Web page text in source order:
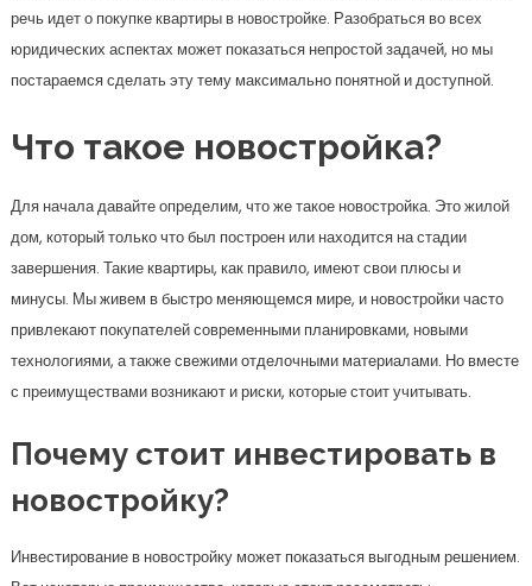
речь идет о покупке квартиры в новостройке. Разобраться во всех
юридических аспектах может показаться непростой задачей, но мы
постараемся сделать эту тему максимально понятной и доступной.
Что такое новостройка?
Для начала давайте определим, что же такое новостройка. Это жилой
дом, который только что был построен или находится на стадии
завершения. Такие квартиры, как правило, имеют свои плюсы и
минусы. Мы живем в быстро меняющемся мире, и новостройки часто
привлекают покупателей современными планировками, новыми
технологиями, а также свежими отделочными материалами. Но вместе
с преимуществами возникают и риски, которые стоит учитывать.
Почему стоит инвестировать в
новостройку?
Инвестирование в новостройку может показаться выгодным решением.